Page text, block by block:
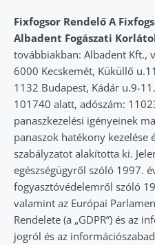
Fixfogsor Rendelő A
Albadent Fogászati
továbbiakban: Albadent Kft.,
6000 Kecskemét, Küküllő
1132 Budapest, Kádár u.9-
101740 alatt, adószám:
panaszkezelési igényeinek
panaszok hatékony kezelése
szabályzatot alakította ki.
egészségügyről szóló 1997.
fogyasztóvédelemről szóló
valamint az Európai
Rendelete (a „GDPR”) és az
jogról és az